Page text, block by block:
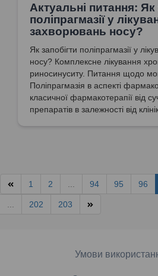
Актуальні питання: Як
поліпрагмазії у
захворювань носу?
Як запобігти поліпрагмазії у
носу? Комплексне лікування
риносинуситу. Питання щодо
Поліпрагмазія в аспекті
класичної фармакотерапії від
препаратів в залежності від
1 2 94 95 96
202 203
Умови